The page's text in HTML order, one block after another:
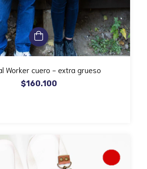
Worker cuero - extra grueso
$160.100